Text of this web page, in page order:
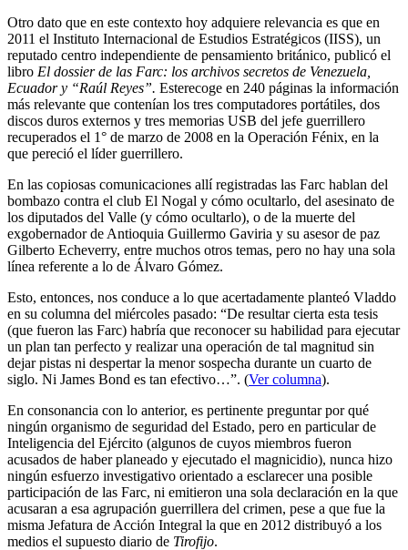
Otro dato que en este contexto hoy adquiere relevancia es que en
2011 el Instituto Internacional de Estudios Estratégicos (IISS), un
reputado centro independiente de pensamiento británico, publicó el
libro El dossier de las Farc: los archivos secretos de Venezuela,
Ecuador y “Raúl Reyes”. Esterecoge en 240 páginas la información
más relevante que contenían los tres computadores portátiles, dos
discos duros externos y tres memorias USB del jefe guerrillero
recuperados el 1° de marzo de 2008 en la Operación Fénix, en la
que pereció el líder guerrillero.
En las copiosas comunicaciones allí registradas las Farc hablan del
bombazo contra el club El Nogal y cómo ocultarlo, del asesinato de
los diputados del Valle (y cómo ocultarlo), o de la muerte del
exgobernador de Antioquia Guillermo Gaviria y su asesor de paz
Gilberto Echeverry, entre muchos otros temas, pero no hay una sola
línea referente a lo de Álvaro Gómez.
Esto, entonces, nos conduce a lo que acertadamente planteó Vladdo
en su columna del miércoles pasado: “De resultar cierta esta tesis
(que fueron las Farc) habría que reconocer su habilidad para ejecutar
un plan tan perfecto y realizar una operación de tal magnitud sin
dejar pistas ni despertar la menor sospecha durante un cuarto de
siglo. Ni James Bond es tan efectivo…”. (Ver columna).
En consonancia con lo anterior, es pertinente preguntar por qué
ningún organismo de seguridad del Estado, pero en particular de
Inteligencia del Ejército (algunos de cuyos miembros fueron
acusados de haber planeado y ejecutado el magnicidio), nunca hizo
ningún esfuerzo investigativo orientado a esclarecer una posible
participación de las Farc, ni emitieron una sola declaración en la que
acusaran a esa agrupación guerrillera del crimen, pese a que fue la
misma Jefatura de Acción Integral la que en 2012 distribuyó a los
medios el supuesto diario de Tirofijo.